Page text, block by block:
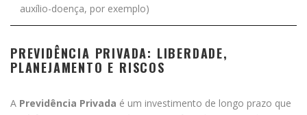
auxílio-doença, por exemplo)
PREVIDÊNCIA PRIVADA: LIBERDADE,
PLANEJAMENTO E RISCOS
A Previdência Privada é um investimento de longo prazo que